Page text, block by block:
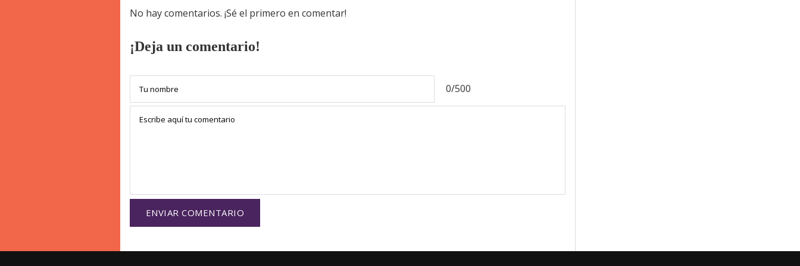
No hay comentarios. ¡Sé el primero en comentar!
¡Deja un comentario!
0/500